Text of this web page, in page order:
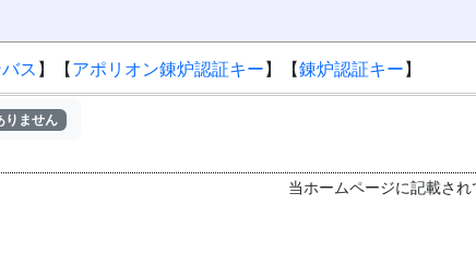
ス】【アポリオン錬炉認証キー】【錬炉認証キー】
りません
当ホームページに記載さ